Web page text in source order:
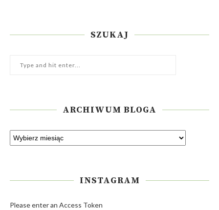
SZUKAJ
ARCHIWUM BLOGA
INSTAGRAM
Please enter an Access Token